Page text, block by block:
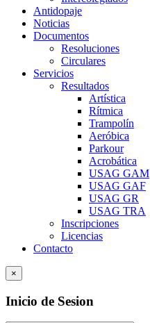
Antidopaje
Noticias
Documentos
Resoluciones
Circulares
Servicios
Resultados
Artística
Rítmica
Trampolín
Aeróbica
Parkour
Acrobática
USAG GAM
USAG GAF
USAG GR
USAG TRA
Inscripciones
Licencias
Contacto
×
Inicio de Sesion